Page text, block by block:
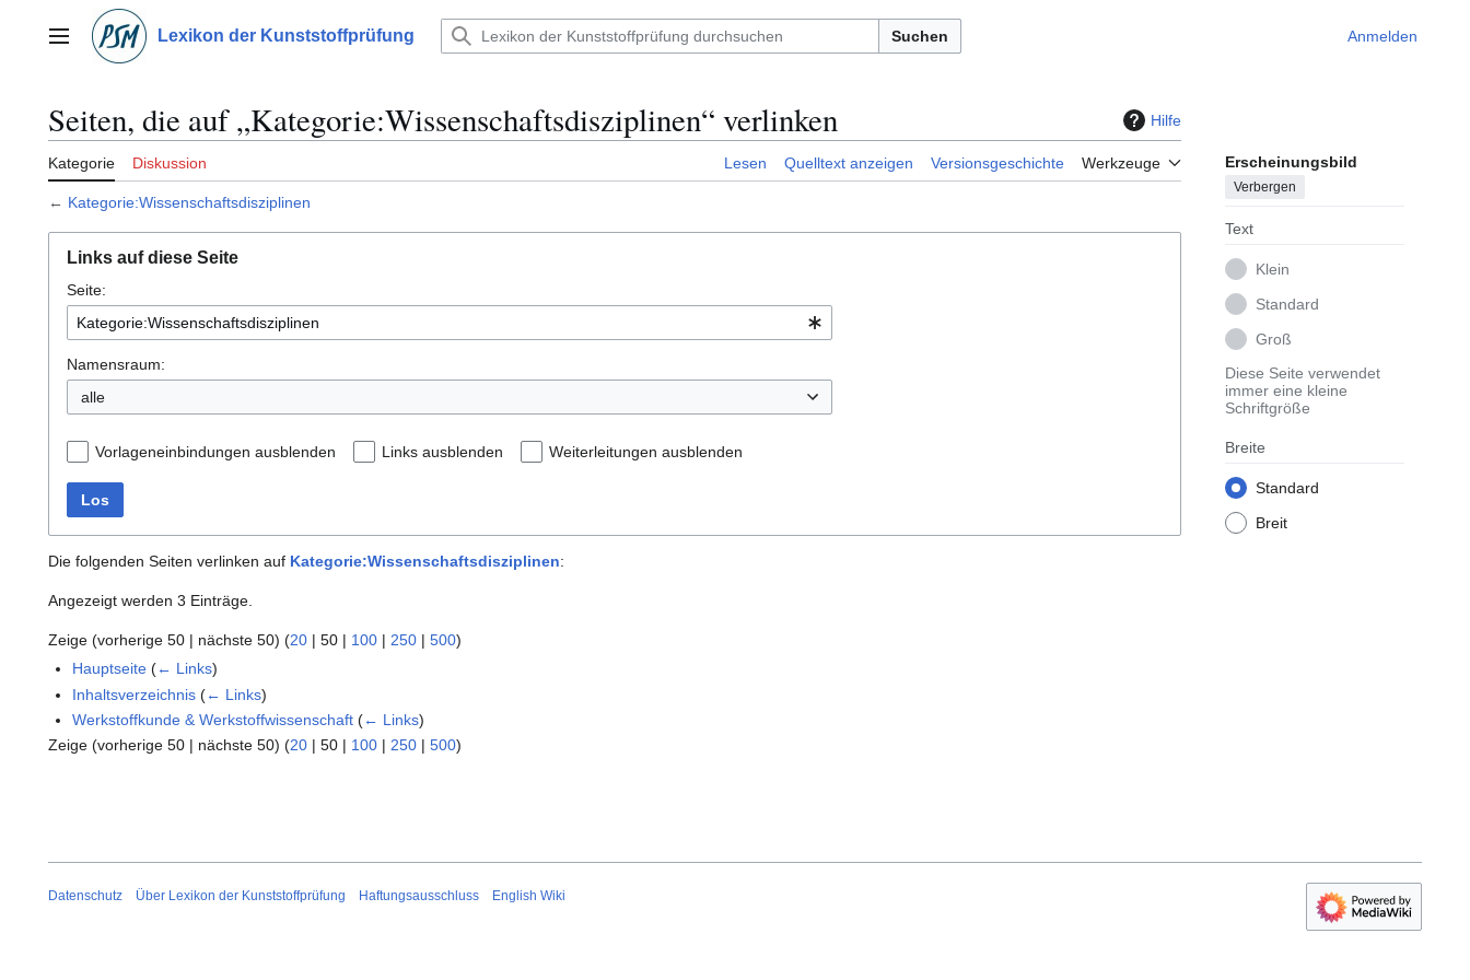
springenHauptmenü Lexikon der Kunststoffprüfung Suchen Anmelden
Seiten, die auf „Kategorie:Wissenschaftsdisziplinen“ verlinken Hilfe
Kategorie Diskussion Lesen Quelltext anzeigen Versionsgeschichte Werkzeuge Erscheinungsbild
Verbergen
Text
Klein
Standard
Groß
Diese Seite verwendet
immer eine kleine
Schriftgröße
Breite
Standard
Breit
← Kategorie:Wissenschaftsdisziplinen
Links auf diese Seite
Seite:
Namensraum:
alle
Vorlageneinbindungen ausblenden Links ausblenden Weiterleitungen ausblenden
Los
Die folgenden Seiten verlinken auf Kategorie:Wissenschaftsdisziplinen:
Angezeigt werden 3 Einträge.
Zeige (vorherige 50 | nächste 50) (20 | 50 | 100 | 250 | 500)
Hauptseite (← Links)
Inhaltsverzeichnis (← Links)
Werkstoffkunde & Werkstoffwissenschaft (← Links)
Zeige (vorherige 50 | nächste 50) (20 | 50 | 100 | 250 | 500)
Datenschutz Über Lexikon der Kunststoffprüfung Haftungsausschluss English Wiki